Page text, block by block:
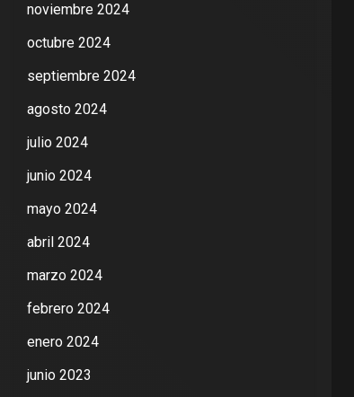
noviembre 2024
octubre 2024
septiembre 2024
agosto 2024
julio 2024
junio 2024
mayo 2024
abril 2024
marzo 2024
febrero 2024
enero 2024
junio 2023